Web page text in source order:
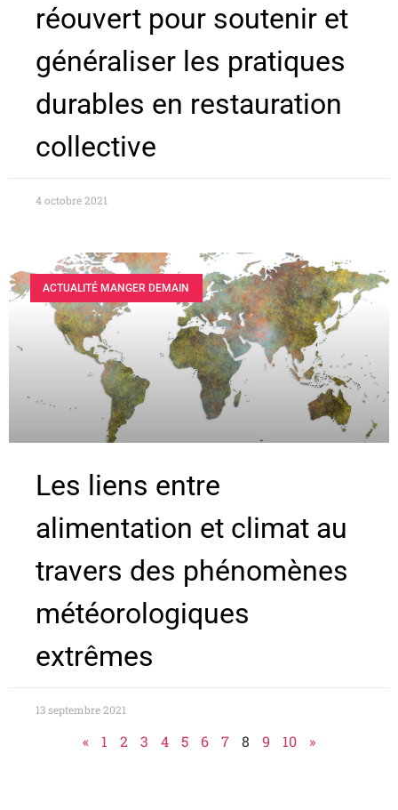
réouvert pour soutenir et
généraliser les pratiques
durables en restauration
collective
4 octobre 2021
ACTUALITÉ MANGER DEMAIN
Les liens entre
alimentation et climat au
travers des phénomènes
météorologiques
extrêmes
13 septembre 2021
« 1 2 3 4 5 6 7 8 9 10 »